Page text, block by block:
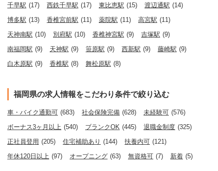
千早駅 (17) 西鉄千早駅 (17) 東比恵駅 (15) 渡辺通駅 (14)
博多駅 (13) 香椎宮前駅 (11) 薬院駅 (11) 高宮駅 (11)
天神南駅 (10) 別府駅 (10) 香椎神宮駅 (9) 吉塚駅 (9)
南福岡駅 (9) 天神駅 (9) 笹原駅 (9) 西新駅 (9) 藤崎駅 (9)
白木原駅 (9) 香椎駅 (8) 舞松原駅 (8)
福岡県の求人情報をこだわり条件で絞り込む
車・バイク通勤可 (683) 社会保険完備 (628) 未経験可 (576)
ボーナス3ヶ月以上 (540) ブランクOK (445) 退職金制度 (325)
正社員登用 (205) 住宅補助あり (144) 扶養内可 (121)
年休120日以上 (97) オープニング (63) 無資格可 (7) 新着 (5)